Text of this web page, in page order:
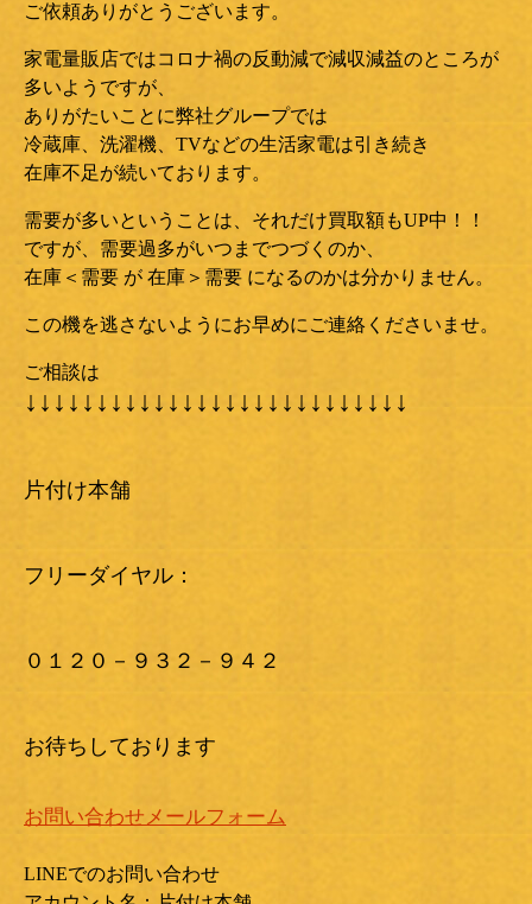
ご依頼ありがとうございます。
家電量販店ではコロナ禍の反動減で減収減益のところが
多いようですが、
ありがたいことに弊社グループでは
冷蔵庫、洗濯機、TVなどの生活家電は引き続き
在庫不足が続いております。
需要が多いということは、それだけ買取額もUP中！！
ですが、需要過多がいつまでつづくのか、
在庫＜需要 が 在庫＞需要 になるのかは分かりません。
この機を逃さないようにお早めにご連絡くださいませ。
ご相談は
↓↓↓↓↓↓↓↓↓↓↓↓↓↓↓↓↓↓↓↓↓↓↓↓↓↓↓
片付け本舗
フリーダイヤル：
０１２０－９３２－９４２
お待ちしております
お問い合わせメールフォーム
LINEでのお問い合わせ